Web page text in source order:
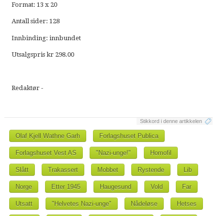
Format: 13 x 20
Antall sider: 128
Innbinding: innbundet
Utsalgspris kr 298.00
Redaktør -
Stikkord i denne artikkelen
Olaf Kjell Wathne Garh Forlagshuset Publica
Forlagshuset Vest AS "Nazi-unge!" Homofil
Slått Trakassert Mobbet Rystende Lib
Norge Etter 1945 Haugesund Vold Far
Utsatt "Helvetes Nazi-unge" Nådeløse Hetses